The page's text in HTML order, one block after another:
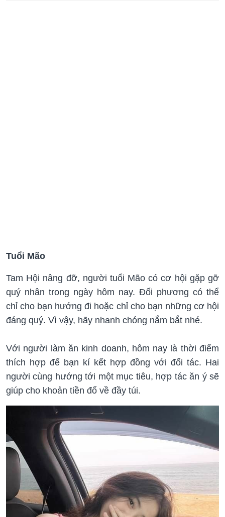
Tuổi Mão
Tam Hội nâng đỡ, người tuổi Mão có cơ hội gặp gỡ
quý nhân trong ngày hôm nay. Đối phương có thể
chỉ cho bạn hướng đi hoặc chỉ cho bạn những cơ hội
đáng quý. Vì vậy, hãy nhanh chóng nắm bắt nhé.
Với người làm ăn kinh doanh, hôm nay là thời điểm
thích hợp để bạn kí kết hợp đồng với đối tác. Hai
người cùng hướng tới một mục tiêu, hợp tác ăn ý sẽ
giúp cho khoản tiền đổ về đầy túi.